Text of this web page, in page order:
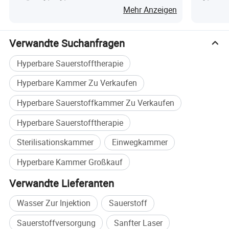
mehr Sauerstoff, um zu überleben. Eine
3. Häusliche Pflege
Für einige Patienten, die eine langfristige
Behandlung mit hyperbarischem Sauerstoff
benötigen, und für einige subgesunde Menschen
können sie zu Hause durch eine hyperbare
Sauerstoffkammer behandelt werden.
4. Schönheit und Anti-Aging
fördern den Stoffwechsel der Haut, reparieren die
Haut und fördern die Vitalität der Zellen.
Mehr Anzeigen
Verwandte Suchanfragen
Hyperbare Sauerstofftherapie
Hyperbare Kammer Zu Verkaufen
Hyperbare Sauerstoffkammer Zu Verkaufen
Hyperbare Sauerstofftherapie
Sterilisationskammer
Einwegkammer
Hyperbare Kammer Großkauf
Verwandte Lieferanten
Wasser Zur Injektion
Sauerstoff
Sauerstoffversorgung
Sanfter Laser